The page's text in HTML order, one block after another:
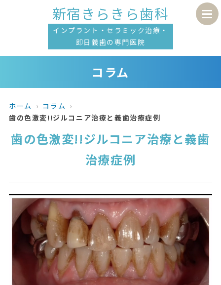
新宿きらきら歯科
インプラント・セラミック治療・
即日義歯の専門医院
コラム
ホーム
コラム
歯の色激変!!ジルコニア治療と義歯治療症例
歯の色激変!!ジルコニア治療と義歯
治療症例